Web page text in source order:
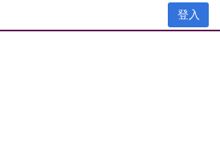
登入